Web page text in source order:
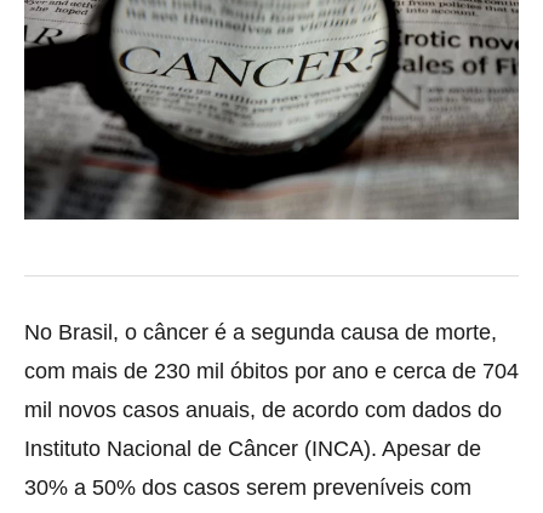
No Brasil, o câncer é a segunda causa de morte,
com mais de 230 mil óbitos por ano e cerca de 704
mil novos casos anuais, de acordo com dados do
Instituto Nacional de Câncer (INCA). Apesar de
30% a 50% dos casos serem preveníveis com